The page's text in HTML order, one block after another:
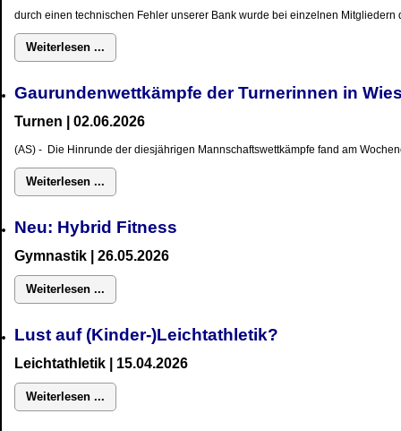
durch einen technischen Fehler unserer Bank wurde bei einzelnen
Weiterlesen ...
Gaurundenwettkämpfe der Turnerinnen in
Turnen | 02.06.2026
(AS) - Die Hinrunde der diesjährigen Mannschaftswettkämpfe fand am
Weiterlesen ...
Neu: Hybrid Fitness
Gymnastik | 26.05.2026
Weiterlesen ...
Lust auf (Kinder-)Leichtathletik?
Leichtathletik | 15.04.2026
Weiterlesen ...